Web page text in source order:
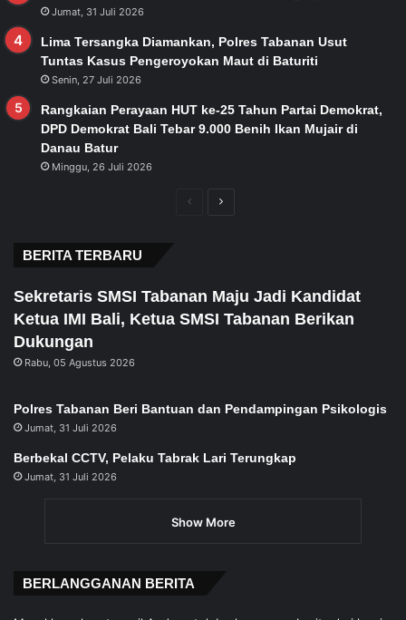
Jumat, 31 Juli 2026
Lima Tersangka Diamankan, Polres Tabanan Usut
Tuntas Kasus Pengeroyokan Maut di Baturiti
Senin, 27 Juli 2026
Rangkaian Perayaan HUT ke-25 Tahun Partai Demokrat,
DPD Demokrat Bali Tebar 9.000 Benih Ikan Mujair di
Danau Batur
Minggu, 26 Juli 2026
PreviousNext
BERITA TERBARU
Sekretaris SMSI Tabanan Maju Jadi Kandidat
Ketua IMI Bali, Ketua SMSI Tabanan Berikan
Dukungan
Rabu, 05 Agustus 2026
Polres Tabanan Beri Bantuan dan Pendampingan Psikologis
Jumat, 31 Juli 2026
Berbekal CCTV, Pelaku Tabrak Lari Terungkap
Jumat, 31 Juli 2026
Show More
BERLANGGANAN BERITA